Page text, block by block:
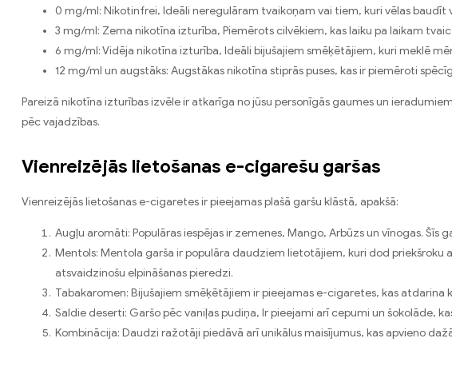
0 mg/ml: Nikotinfrei, Ideāli neregulāram tvaikoņam vai tiem, kuri vēlas baudīt
3 mg/ml: Zema nikotīna izturība, Piemērots cilvēkiem, kas laiku pa laikam
6 mg/ml: Vidēja nikotīna izturība, Ideāli bijušajiem smēķētājiem, kuri meklē
12 mg/ml un augstāks: Augstākas nikotīna stiprās puses, kas ir piemēroti
Pareizā nikotīna izturības izvēle ir atkarīga no jūsu personīgās gaumes un
pēc vajadzības.
Vienreizējās lietošanas e-cigarešu garšas
Vienreizējās lietošanas e-cigaretes ir pieejamas plašā garšu klāstā, apakšā:
Augļu aromāti: Populāras iespējas ir zemenes, Mango, Arbūzs un vīnogas. Šīs
Mentols: Mentola garša ir populāra daudziem lietotājiem, kuri dod priekšroku
atsvaidzinošu elpināšanas pieredzi.
Tabakaromen: Bijušajiem smēķētājiem ir pieejamas e-cigaretes, kas
Saldie deserti: Garšo pēc vaniļas pudiņa, Ir pieejami arī cepumi un šokolāde,
Kombinācija: Daudzi ražotāji piedāvā arī unikālus maisījumus, kas apvieno